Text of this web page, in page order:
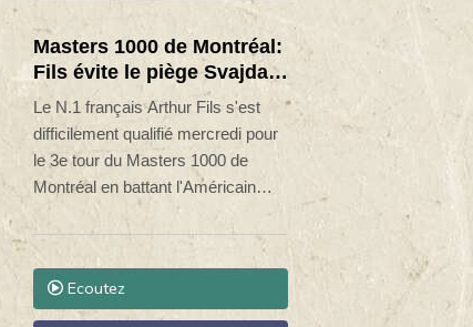
pour les seizièmes de finale du
WTA 1000 de Toronto.
Masters 1000 de Montréal:
Fils évite le piège Svajda,
Monfils fait ses adieux
Le N.1 français Arthur Fils s'est
difficilement qualifié mercredi pour
le 3e tour du Masters 1000 de
Montréal en battant l'Américain
Zachary Svajda 6-4, 3-6, 6-1,
tandis que Gaël Monfils a fait ses
adieux au tournoi canadien après
sa défaite contre Learner Tien.
Ecoutez